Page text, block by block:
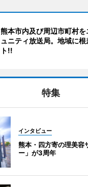
熊本市内及び周辺市町村を
ュニティ放送局。地域に
ト!!
特集
インタビュー
熊本・四方寄の理美容
ー」が3周年